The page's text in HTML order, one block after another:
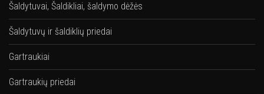
Šaldytuvai, Šaldikliai, šaldymo dėžės
Šaldytuvų ir šaldiklių priedai
Gartraukiai
Gartraukių priedai